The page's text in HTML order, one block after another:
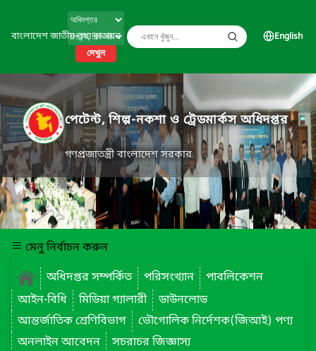
বাংলাদেশ জাতীয় তথ্য বাতায়ন
দেখুন
English
পেটেন্ট, শিল্প-নকশা ও ট্রেডমার্কস অধিদপ্তর
গণপ্রজাতন্ত্রী বাংলাদেশ সরকার
মেনু নির্বাচন করুন
অধিদপ্তর সম্পর্কিত
পরিসংখ্যান
পাবলিকেশন
আইন-বিধি
মিডিয়া গ্যালারী
ডাউনলোড
আন্তর্জাতিক শ্রেণিবিভাগ
ভৌগোলিক নির্দেশক(জিআই) পণ্য
অনলাইন আবেদন
সচরাচর জিজ্ঞাস্য